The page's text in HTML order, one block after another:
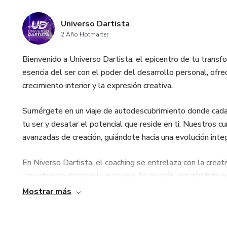
Universo Dartista
2 Año Hotmarter
Bienvenido a Universo Dartista, el epicentro de tu
esencia del ser con el poder del desarrollo personal,
crecimiento interior y la expresión creativa.
Sumérgete en un viaje de autodescubrimiento donde
tu ser y desatar el potencial que reside en ti. Nuestros
avanzadas de creación, guiándote hacia una evolución
En Niverso Dartista, el coaching se entrelaza con la
expertos en desarrollo personal te guiarán,
fortalecer tu conexión contigo mismo.
Mostrar más